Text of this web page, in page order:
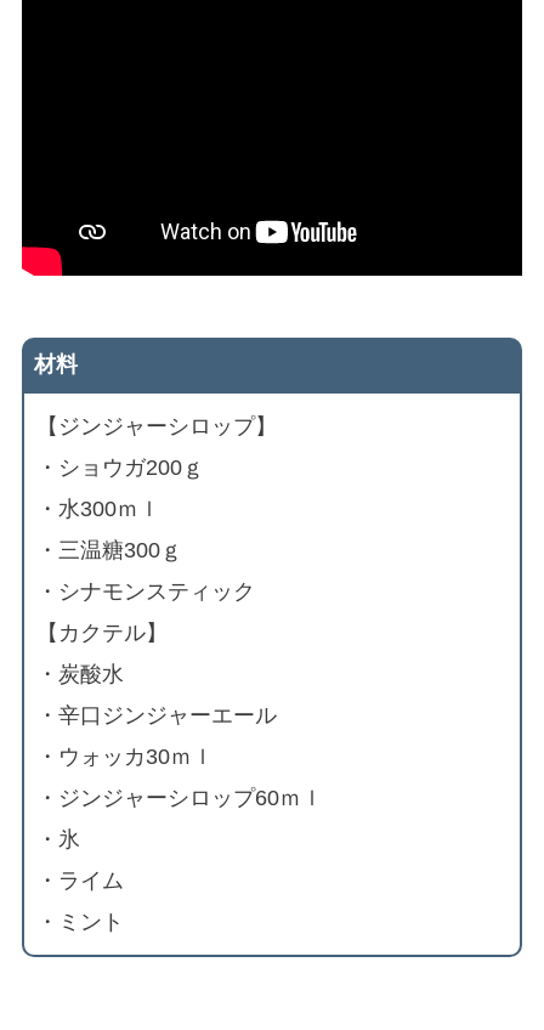
材料
【ジンジャーシロップ】
・ショウガ200ｇ
・水300ｍｌ
・三温糖300ｇ
・シナモンスティック
【カクテル】
・炭酸水
・辛口ジンジャーエール
・ウォッカ30ｍｌ
・ジンジャーシロップ60ｍｌ
・氷
・ライム
・ミント